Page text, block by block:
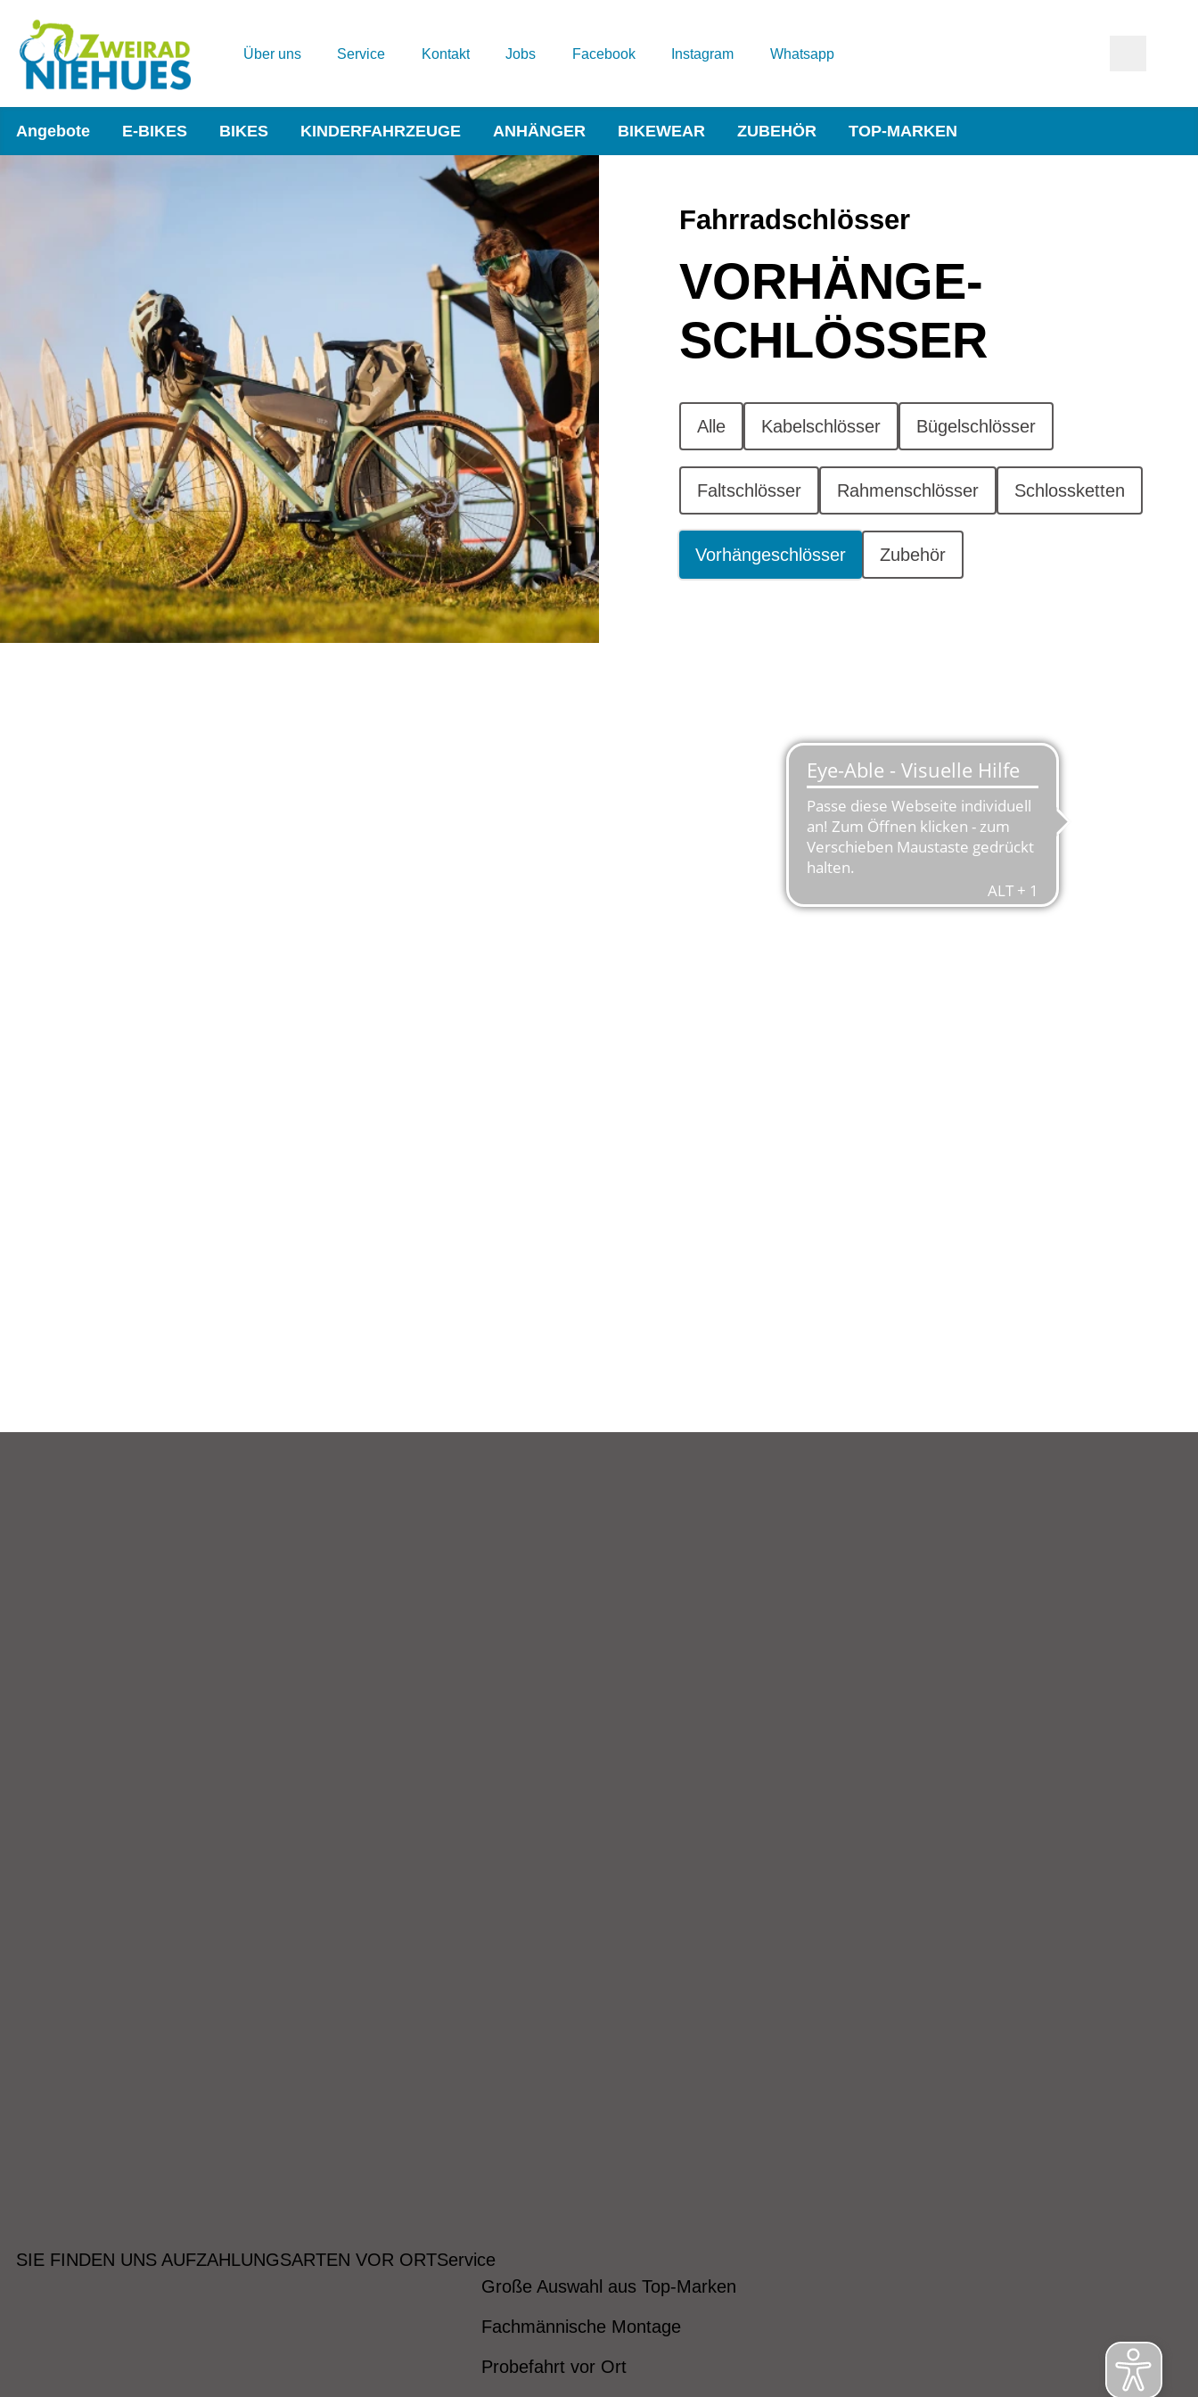
Über uns Service Kontakt Jobs Facebook Instagram Whatsapp
Angebote E-BIKES BIKES KINDERFAHRZEUGE ANHÄNGER BIKEWEAR ZUBEHÖR TOP-MARKEN
Fahrradschlösser
VORHÄNGE-
SCHLÖSSER
Alle Kabelschlösser Bügelschlösser
Faltschlösser Rahmenschlösser Schlossketten
Vorhängeschlösser Zubehör
SIE FINDEN UNS AUFZAHLUNGSARTEN VOR ORTService
Große Auswahl aus Top-Marken
Fachmännische Montage
Probefahrt vor Ort